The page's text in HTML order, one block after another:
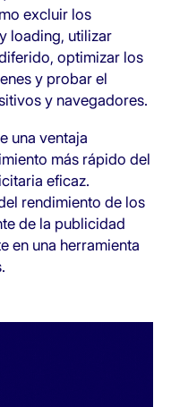
excluir los
loading, utilizar
optimizar los
y probar el
y navegadores.
una ventaja
más rápido del
eficaz.
rendimiento de los
de la publicidad
en una herramienta